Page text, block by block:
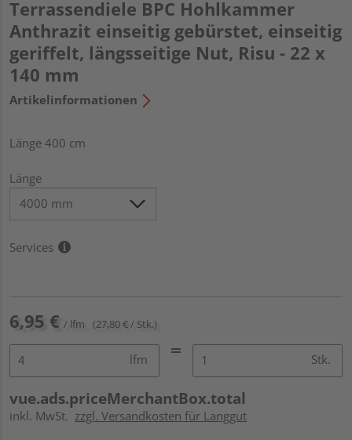
Terrassendiele BPC Hohlkammer
Anthrazit einseitig gebürstet, einseitig
geriffelt, längsseitige Nut, Risu - 22 x
140 mm
Artikelinformationen
Länge 400 cm
Länge
Services
6,95 € / lfm (27,80 € / Stk.)
lfm Stk.
vue.ads.priceMerchantBox.total
inkl. MwSt. zzgl. Versandkosten für Langgut